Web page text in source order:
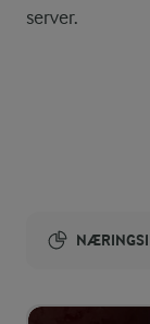
server.